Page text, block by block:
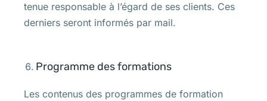
tenue responsable à l’égard de ses clients. Ces
derniers seront informés par mail.
Programme des formations
Les contenus des programmes de formation